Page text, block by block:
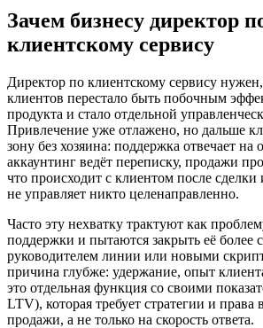
Зачем бизнесу директор
клиентскому сервису
Директор по клиентскому сервису
клиентов перестало быть побочным
продукта и стало отдельной
Привлечение уже отлажено, но дальше
зону без хозяина: поддержка отвечает на
аккаунтинг ведёт переписку, продажи
что происходит с клиентом после
не управляет никто целенаправленно.
Часто эту нехватку трактуют как
поддержки и пытаются закрыть её более
руководителем линии или новыми
причина глубже: удержание, опыт
это отдельная функция со своими
LTV), которая требует стратегии и права
продажи, а не только на скорость ответа.